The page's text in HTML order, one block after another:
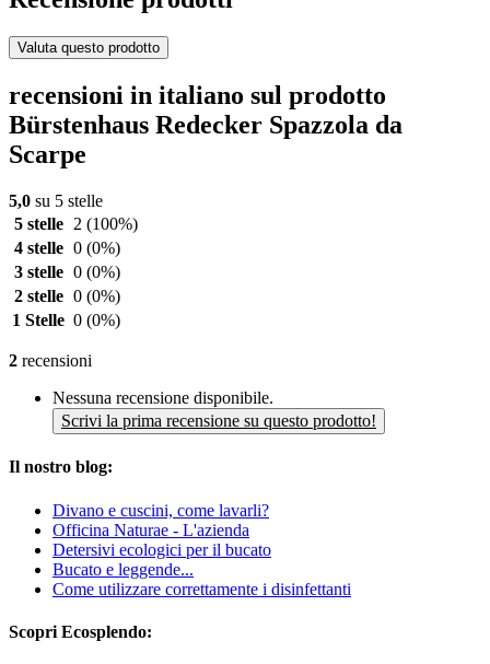
Valuta questo prodotto
recensioni in italiano sul prodotto
Bürstenhaus Redecker Spazzola da
Scarpe
5,0 su 5 stelle
5 stelle
2 (100%)
4 stelle 0 (0%)
3 stelle 0 (0%)
2 stelle 0 (0%)
1 Stelle 0 (0%)
2 recensioni
Nessuna recensione disponibile.
Scrivi la prima recensione su questo prodotto!
Il nostro blog:
Divano e cuscini, come lavarli?
Officina Naturae - L'azienda
Detersivi ecologici per il bucato
Bucato e leggende...
Come utilizzare correttamente i disinfettanti
Scopri Ecosplendo: